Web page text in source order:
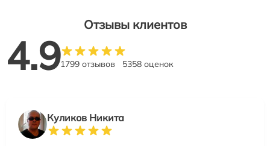
Отзывы клиентов
4.91799 отзывов 5358 оценок
Куликов Никита